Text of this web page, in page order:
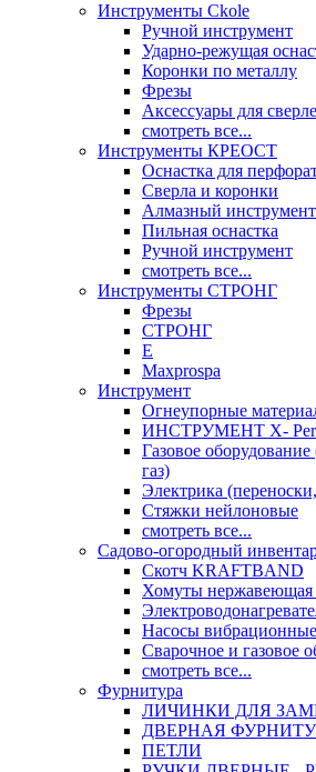
Инструменты Ckole
Ручной инструмент
Ударно‑режущая
Коронки по металлу
Фрезы
Аксессуары для
смотреть все...
Инструменты КРЕОСТ
Оснастка для
Сверла и коронки
Алмазный инструмент
Пильная оснастка
Ручной инструмент
смотреть все...
Инструменты СТРОНГ
Фрезы
СТРОНГ
Е
Maxprospa
Инструмент
Огнеупорные
ИНСТРУМЕНТ X-
Газовое
газ)
Электрика
Стяжки нейлоновые
смотреть все...
Садово-огородный
Скотч KRAFTBAND
Хомуты нержавеющая
Насосы вибрационные
Сварочное и газовое
смотреть все...
Фурнитура
ЛИЧИНКИ ДЛЯ
ДВЕРНАЯ
ПЕТЛИ